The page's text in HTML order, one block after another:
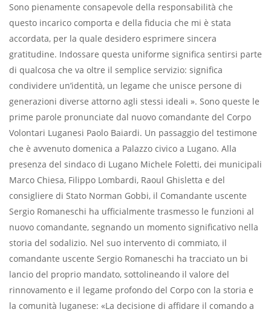
Sono pienamente consapevole della responsabilità che
questo incarico comporta e della fiducia che mi è stata
accordata, per la quale desidero esprimere sincera
gratitudine. Indossare questa uniforme significa sentirsi parte
di qualcosa che va oltre il semplice servizio: significa
condividere un’identità, un legame che unisce persone di
generazioni diverse attorno agli stessi ideali ». Sono queste le
prime parole pronunciate dal nuovo comandante del Corpo
Volontari Luganesi Paolo Baiardi. Un passaggio del testimone
che è avvenuto domenica a Palazzo civico a Lugano. Alla
presenza del sindaco di Lugano Michele Foletti, dei municipali
Marco Chiesa, Filippo Lombardi, Raoul Ghisletta e del
consigliere di Stato Norman Gobbi, il Comandante uscente
Sergio Romaneschi ha ufficialmente trasmesso le funzioni al
nuovo comandante, segnando un momento significativo nella
storia del sodalizio. Nel suo intervento di commiato, il
comandante uscente Sergio Romaneschi ha tracciato un bi
lancio del proprio mandato, sottolineando il valore del
rinnovamento e il legame profondo del Corpo con la storia e
la comunità luganese: «La decisione di affidare il comando a